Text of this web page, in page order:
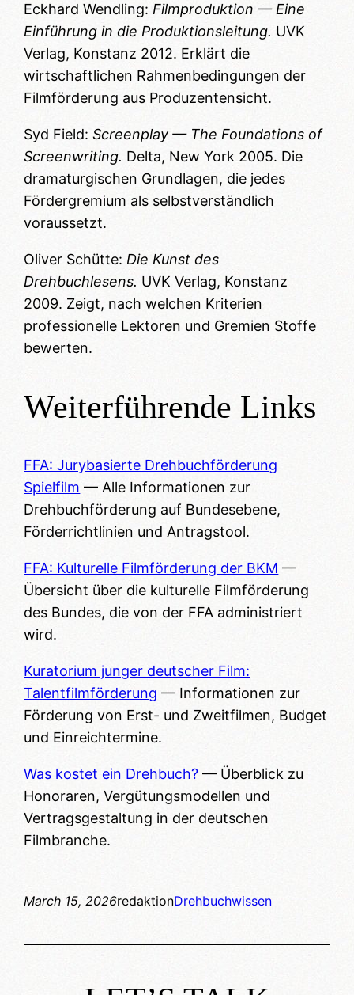
Eckhard Wendling: Filmproduktion — Eine
Einführung in die Produktionsleitung. UVK
Verlag, Konstanz 2012. Erklärt die
wirtschaftlichen Rahmenbedingungen der
Filmförderung aus Produzentensicht.
Syd Field:Screenplay — The Foundations of
Screenwriting. Delta, New York 2005. Die
dramaturgischen Grundlagen, die jedes
Fördergremium als selbstverständlich
voraussetzt.
Oliver Schütte: Die Kunst des
Drehbuchlesens. UVK Verlag, Konstanz
2009. Zeigt, nach welchen Kriterien
professionelle Lektoren und Gremien Stoffe
bewerten.
Weiterführende Links
FFA: Jurybasierte Drehbuchförderung
Spielfilm — Alle Informationen zur
Drehbuchförderung auf Bundesebene,
Förderrichtlinien und Antragstool.
FFA: Kulturelle Filmförderung der BKM —
Übersicht über die kulturelle Filmförderung
des Bundes, die von der FFA administriert
wird.
Kuratorium junger deutscher Film:
Talentfilmförderung — Informationen zur
Förderung von Erst- und Zweitfilmen, Budget
und Einreichtermine.
Was kostet ein Drehbuch? — Überblick zu
Honoraren, Vergütungsmodellen und
Vertragsgestaltung in der deutschen
Filmbranche.
March 15, 2026redaktionDrehbuchwissen